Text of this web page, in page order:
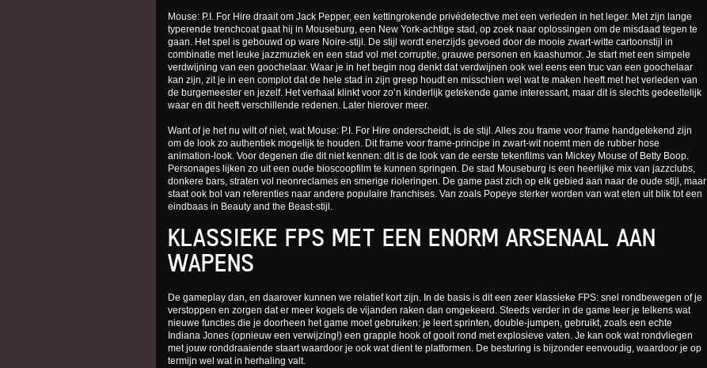
Mouse: P.I. For Hire draait om Jack Pepper, een kettingrokende privédetective met een verleden in het leger. Met zijn lange
typerende trenchcoat gaat hij in Mouseburg, een New York-achtige stad, op zoek naar oplossingen om de misdaad tegen te
gaan. Het spel is gebouwd op ware Noire-stijl. De stijl wordt enerzijds gevoed door de mooie zwart‑witte cartoonstijl in
combinatie met leuke jazzmuziek en een stad vol met corruptie, grauwe personen en kaashumor. Je start met een simpele
verdwijning van een goochelaar. Waar je in het begin nog denkt dat verdwijnen ook wel eens een truc van een goochelaar
kan zijn, zit je in een complot dat de hele stad in zijn greep houdt en misschien wel wat te maken heeft met het verleden van
de burgemeester en jezelf. Het verhaal klinkt voor zo’n kinderlijk getekende game interessant, maar dit is slechts gedeeltelijk
waar en dit heeft verschillende redenen. Later hierover meer.
Want of je het nu wilt of niet, wat Mouse: P.I. For Hire onderscheidt, is de stijl. Alles zou frame voor frame handgetekend zijn
om de look zo authentiek mogelijk te houden. Dit frame voor frame-principe in zwart‑wit noemt men de rubber hose
animation-look. Voor degenen die dit niet kennen: dit is de look van de eerste tekenfilms van Mickey Mouse of Betty Boop.
Personages lijken zo uit een oude bioscoopfilm te kunnen springen. De stad Mouseburg is een heerlijke mix van jazzclubs,
donkere bars, straten vol neonreclames en smerige rioleringen. De game past zich op elk gebied aan naar de oude stijl, maar
staat ook bol van referenties naar andere populaire franchises. Van zoals Popeye sterker worden van wat eten uit blik tot een
eindbaas in Beauty and the Beast-stijl.
KLASSIEKE FPS MET EEN ENORM ARSENAAL AAN
WAPENS
De gameplay dan, en daarover kunnen we relatief kort zijn. In de basis is dit een zeer klassieke FPS: snel rondbewegen of je
verstoppen en zorgen dat er meer kogels de vijanden raken dan omgekeerd. Steeds verder in de game leer je telkens wat
nieuwe functies die je doorheen het game moet gebruiken: je leert sprinten, double‑jumpen, gebruikt, zoals een echte
Indiana Jones (opnieuw een verwijzing!) een grapple hook of gooit rond met explosieve vaten. Je kan ook wat rondvliegen
met jouw ronddraaiende staart waardoor je ook wat dient te platformen. De besturing is bijzonder eenvoudig, waardoor je op
termijn wel wat in herhaling valt.